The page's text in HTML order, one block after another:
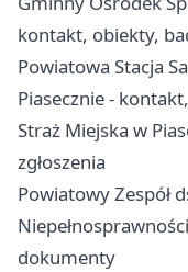
kontakt, obiekty,
Powiatowa Stacja
Piasecznie -
Straż Miejska w
zgłoszenia
Powiatowy Zespół
dokumenty